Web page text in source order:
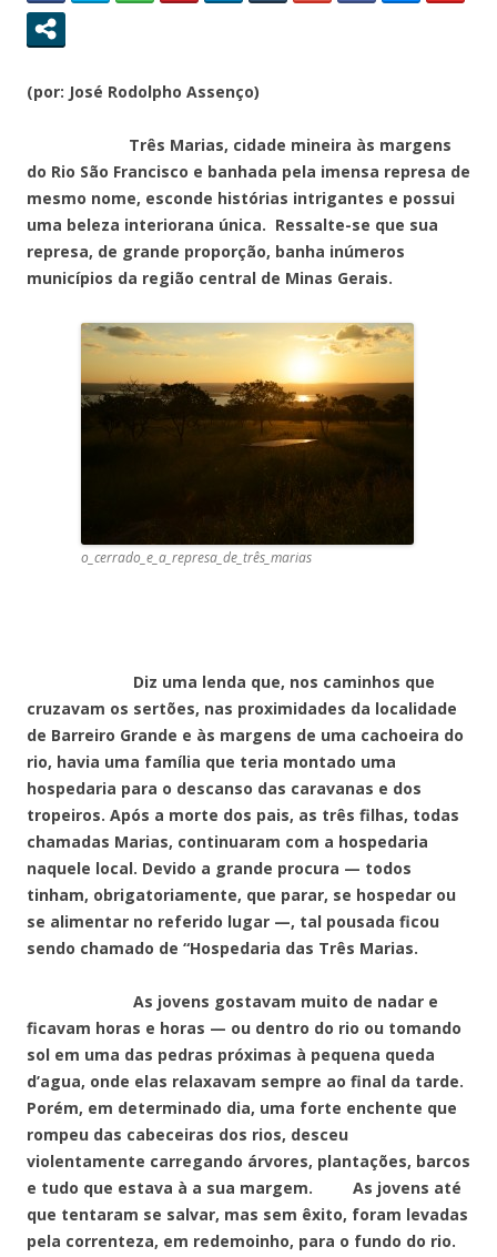
(por: José Rodolpho Assenço)
Três Marias, cidade mineira às margens
do Rio São Francisco e banhada pela imensa represa de
mesmo nome, esconde histórias intrigantes e possui
uma beleza interiorana única. Ressalte-se que sua
represa, de grande proporção, banha inúmeros
municípios da região central de Minas Gerais.
o_cerrado_e_a_represa_de_três_marias
Diz uma lenda que, nos caminhos que
cruzavam os sertões, nas proximidades da localidade
de Barreiro Grande e às margens de uma cachoeira do
rio, havia uma família que teria montado uma
hospedaria para o descanso das caravanas e dos
tropeiros. Após a morte dos pais, as três filhas, todas
chamadas Marias, continuaram com a hospedaria
naquele local. Devido a grande procura — todos
tinham, obrigatoriamente, que parar, se hospedar ou
se alimentar no referido lugar —, tal pousada ficou
sendo chamado de “Hospedaria das Três Marias.
As jovens gostavam muito de nadar e
ficavam horas e horas — ou dentro do rio ou tomando
sol em uma das pedras próximas à pequena queda
d’agua, onde elas relaxavam sempre ao final da tarde.
Porém, em determinado dia, uma forte enchente que
rompeu das cabeceiras dos rios, desceu
violentamente carregando árvores, plantações, barcos
e tudo que estava à a sua margem. As jovens até
que tentaram se salvar, mas sem êxito, foram levadas
pela correnteza, em redemoinho, para o fundo do rio.